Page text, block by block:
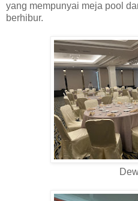
yang mempunyai meja pool
berhibur.